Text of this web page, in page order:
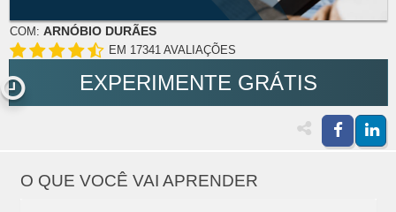
COM: ARNÓBIO DURÃES
EM 17341 AVALIAÇÕES
EXPERIMENTE GRÁTIS
O QUE VOCÊ VAI APRENDER